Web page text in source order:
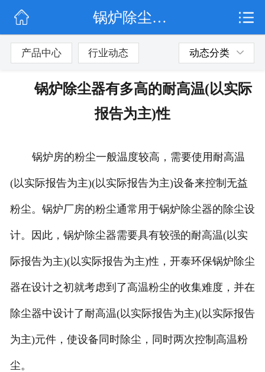
公司简介
锅炉除尘器有多高的耐高温(以实际报告为主)性
产品中心 行业动态 动态分类
锅炉除尘器有多高的耐高温(以实际
报告为主)性
锅炉房的粉尘一般温度较高，需要使用耐高温
(以实际报告为主)(以实际报告为主)设备来控制无益
粉尘。锅炉厂房的粉尘通常用于锅炉除尘器的除尘设
计。因此，锅炉除尘器需要具有较强的耐高温(以实
际报告为主)(以实际报告为主)性，开泰环保锅炉除尘
器在设计之初就考虑到了高温粉尘的收集难度，并在
除尘器中设计了耐高温(以实际报告为主)(以实际报告
为主)元件，使设备同时除尘，同时两次控制高温粉
尘。